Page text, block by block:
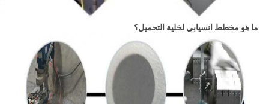
ما هو مخطط انسيابي لخلية التحميل؟